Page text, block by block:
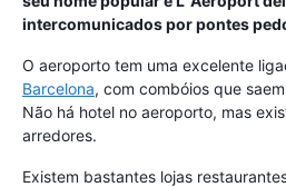
intercomunicados por pontes
O aeroporto tem uma excelente
Barcelona, com combóios que
Não há hotel no aeroporto, mas
arredores.
Existem bastantes lojas